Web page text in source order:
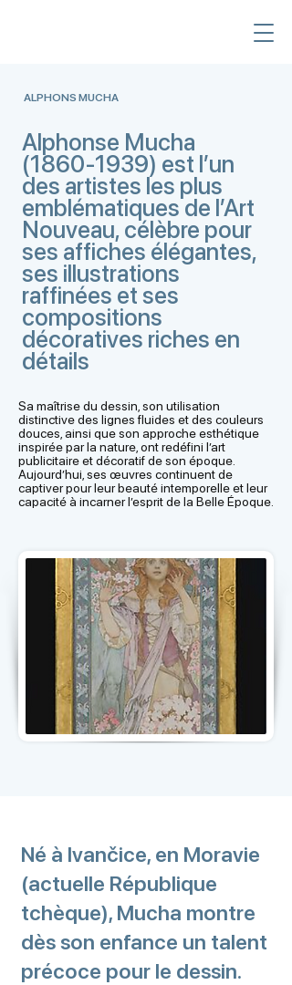
ALPHONS MUCHA
Alphonse Mucha
(1860-1939) est l’un
des artistes les plus
emblématiques de l’Art
Nouveau, célèbre pour
ses affiches élégantes,
ses illustrations
raffinées et ses
compositions
décoratives riches en
détails
Sa maîtrise du dessin, son utilisation
distinctive des lignes fluides et des couleurs
douces, ainsi que son approche esthétique
inspirée par la nature, ont redéfini l’art
publicitaire et décoratif de son époque.
Aujourd’hui, ses œuvres continuent de
captiver pour leur beauté intemporelle et leur
capacité à incarner l’esprit de la Belle Époque.
Né à Ivančice, en Moravie
(actuelle République
tchèque), Mucha montre
dès son enfance un talent
précoce pour le dessin.